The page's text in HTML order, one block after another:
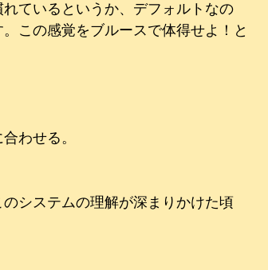
ているというか、デフォルトなの
この感覚をブルースで体得せよ！と
わせる。
システムの理解が深まりかけた頃